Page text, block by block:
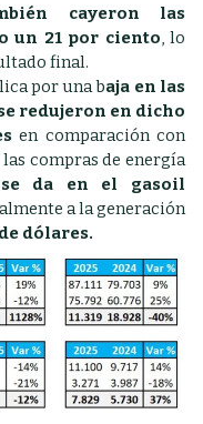
cayeron las
un 21 por ciento, lo
final.
por una baja en las
redujeron en dicho
en comparación con
las compras de energía
da en el gasoil
a la generación
dólares.